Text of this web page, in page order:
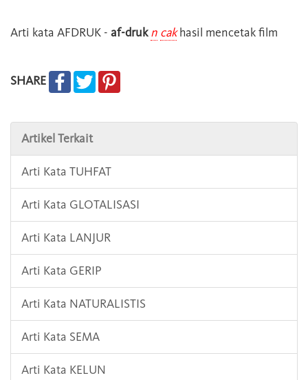
Arti kata AFDRUK - af-druk n cakhasil mencetak film
SHARE
Artikel Terkait
Arti Kata TUHFAT
Arti Kata GLOTALISASI
Arti Kata LANJUR
Arti Kata GERIP
Arti Kata NATURALISTIS
Arti Kata SEMA
Arti Kata KELUN